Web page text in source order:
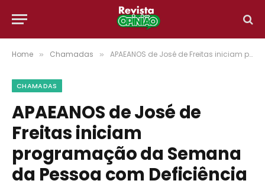
Home » Chamadas » APAEANOS de José de Freitas iniciam programação da Semana da Pessoa com Deficiência
CHAMADAS
APAEANOS de José de
Freitas iniciam
programação da Semana
da Pessoa com Deficiência